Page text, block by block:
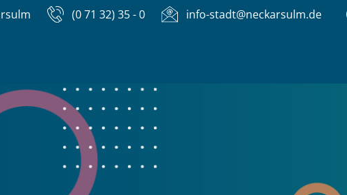
(0 71 32) 35 - 0 info-stadt@neckarsulm.de